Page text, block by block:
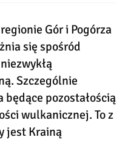
Gór i Pogórza
się spośród
Szczególnie
będące pozostałością
wulkanicznej. To z
jest Krainą